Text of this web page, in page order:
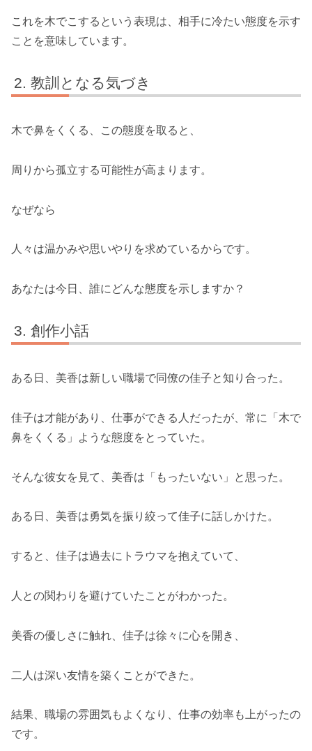
これを木でこするという表現は、相手に冷たい態度を示す
ことを意味しています。
教訓となる気づき
木で鼻をくくる、この態度を取ると、
周りから孤立する可能性が高まります。
なぜなら
人々は温かみや思いやりを求めているからです。
あなたは今日、誰にどんな態度を示しますか？
創作小話
ある日、美香は新しい職場で同僚の佳子と知り合った。
佳子は才能があり、仕事ができる人だったが、常に「木で
鼻をくくる」ような態度をとっていた。
そんな彼女を見て、美香は「もったいない」と思った。
ある日、美香は勇気を振り絞って佳子に話しかけた。
すると、佳子は過去にトラウマを抱えていて、
人との関わりを避けていたことがわかった。
美香の優しさに触れ、佳子は徐々に心を開き、
二人は深い友情を築くことができた。
結果、職場の雰囲気もよくなり、仕事の効率も上がったの
です。